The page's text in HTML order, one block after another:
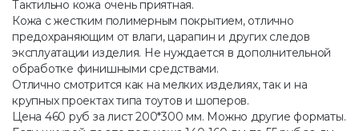
Тактильно кожа очень приятная.
Кожа с жестким полимерным покрытием, отлично
предохраняющим от влаги, царапин и других следов
эксплуатации изделия. Не нуждается в дополнительной
обработке финишными средствами.
Отлично смотрится как на мелких изделиях, так и на
крупных проектах типа тоутов и шоперов.
Цена 460 руб за лист 200*300 мм. Можно другие форматы.